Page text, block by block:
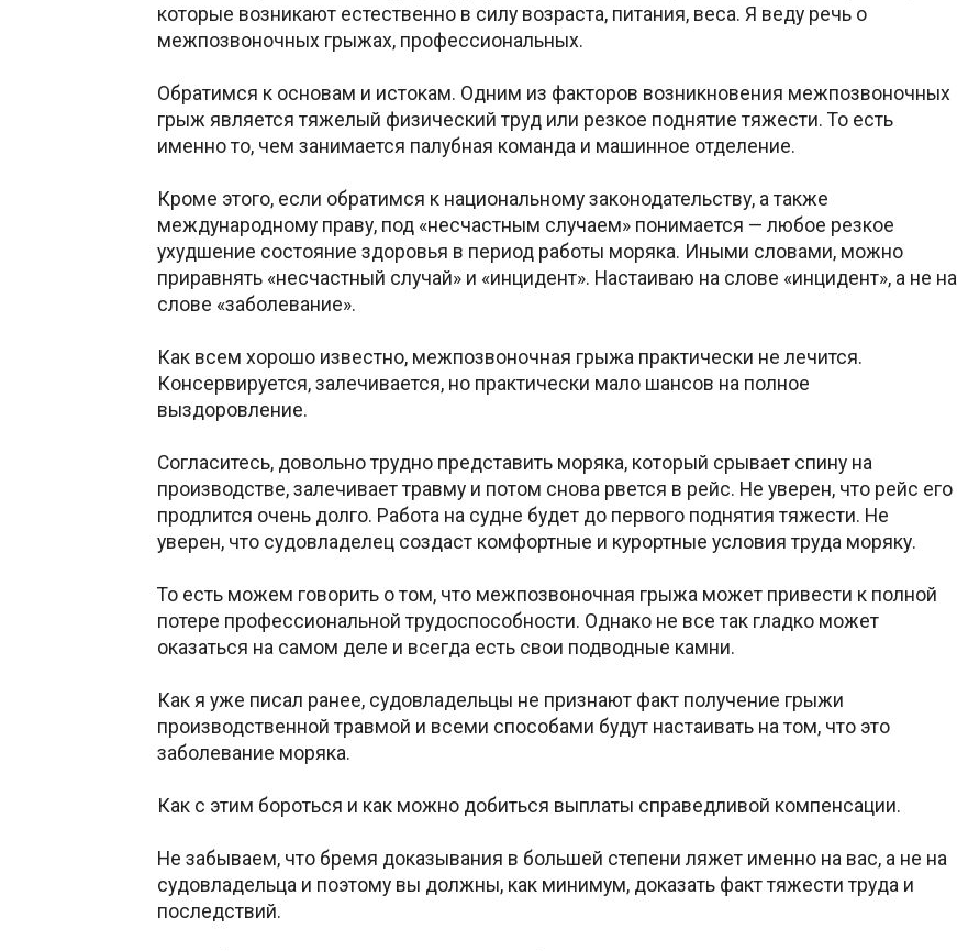
которые возникают естественно в силу возраста, питания, веса. Я веду речь о
межпозвоночных грыжах, профессиональных.
Обратимся к основам и истокам. Одним из факторов возникновения межпозвоночных
грыж является тяжелый физический труд или резкое поднятие тяжести. То есть
именно то, чем занимается палубная команда и машинное отделение.
Кроме этого, если обратимся к национальному законодательству, а также
международному праву, под «несчастным случаем» понимается — любое резкое
ухудшение состояние здоровья в период работы моряка. Иными словами, можно
приравнять «несчастный случай» и «инцидент». Настаиваю на слове «инцидент», а не на
слове «заболевание».
Как всем хорошо известно, межпозвоночная грыжа практически не лечится.
Консервируется, залечивается, но практически мало шансов на полное
выздоровление.
Согласитесь, довольно трудно представить моряка, который срывает спину на
производстве, залечивает травму и потом снова рвется в рейс. Не уверен, что рейс его
продлится очень долго. Работа на судне будет до первого поднятия тяжести. Не
уверен, что судовладелец создаст комфортные и курортные условия труда моряку.
То есть можем говорить о том, что межпозвоночная грыжа может привести к полной
потере профессиональной трудоспособности. Однако не все так гладко может
оказаться на самом деле и всегда есть свои подводные камни.
Как я уже писал ранее, судовладельцы не признают факт получение грыжи
производственной травмой и всеми способами будут настаивать на том, что это
заболевание моряка.
Как с этим бороться и как можно добиться выплаты справедливой компенсации.
Не забываем, что бремя доказывания в большей степени ляжет именно на вас, а не на
судовладельца и поэтому вы должны, как минимум, доказать факт тяжести труда и
последствий.